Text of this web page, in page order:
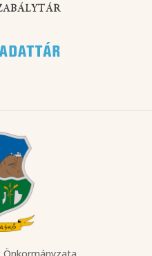
Önkormányzata